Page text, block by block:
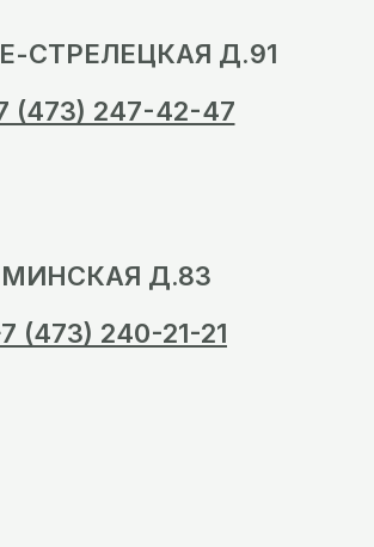
СТРЕЛЕЦКАЯ Д.91
(473) 247-42-47
МИНСКАЯ Д.83
(473) 240-21-21